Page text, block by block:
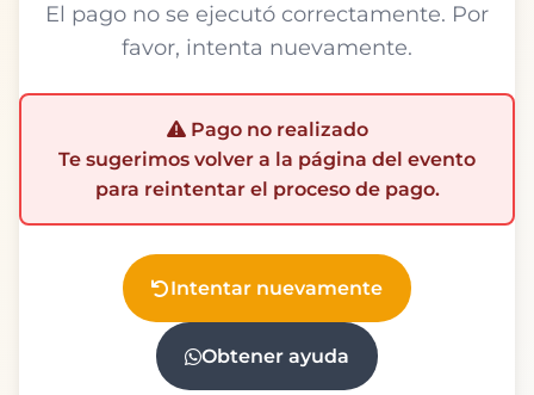
El pago no se ejecutó correctamente. Por
favor, intenta nuevamente.
Pago no realizado
Te sugerimos volver a la página del evento
para reintentar el proceso de pago.
Intentar nuevamente
Obtener ayuda